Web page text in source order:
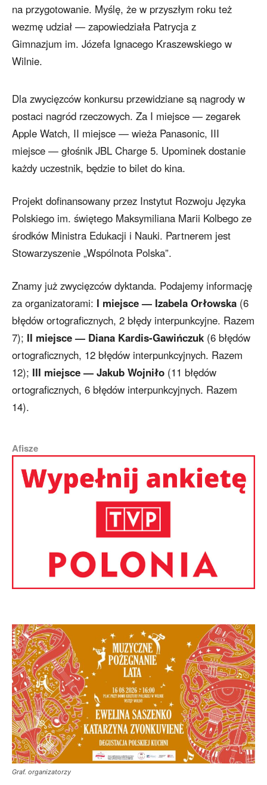
na przygotowanie. Myślę, że w przyszłym roku też
wezmę udział — zapowiedziała Patrycja z
Gimnazjum im. Józefa Ignacego Kraszewskiego w
Wilnie.
Dla zwycięzców konkursu przewidziane są nagrody w
postaci nagród rzeczowych. Za I miejsce — zegarek
Apple Watch, II miejsce — wieża Panasonic, III
miejsce — głośnik JBL Charge 5. Upominek dostanie
każdy uczestnik, będzie to bilet do kina.
Projekt dofinansowany przez Instytut Rozwoju Języka
Polskiego im. świętego Maksymiliana Marii Kolbego ze
środków Ministra Edukacji i Nauki. Partnerem jest
Stowarzyszenie „Wspólnota Polska”.
Znamy już zwycięzców dyktanda. Podajemy informację
za organizatorami: I miejsce — Izabela Orłowska (6
błędów ortograficznych, 2 błędy interpunkcyjne. Razem
7); II miejsce — Diana Kardis-Gawińczuk (6 błędów
ortograficznych, 12 błędów interpunkcyjnych. Razem
12); III miejsce — Jakub Wojniło (11 błędów
ortograficznych, 6 błędów interpunkcyjnych. Razem
14).
Afisze
Graf. organizatorzy